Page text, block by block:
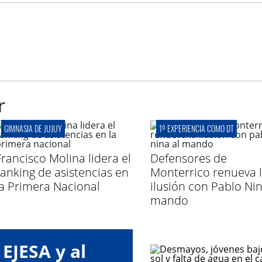
GIMNASIA DE JUJUY
Molina lidera el
de asistencias en
Primera Nacional
1º EXPERIENCIA COMO DT
Defensores de
Monterrico renueva
ilusión con Pablo
mando
y al